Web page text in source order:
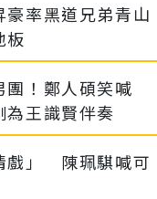
豪率黑道兄弟青山
板
團！鄭人碩笑喊
王識賢伴奏
戲」 陳珮騏喊可